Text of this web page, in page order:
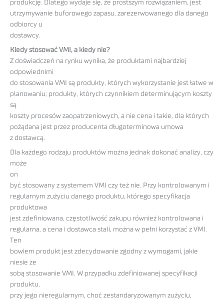
produkcję. Dlatego wydaje się, że prostszym rozwiązaniem, jest
utrzymywanie buforowego zapasu, zarezerwowanego dla danego
odbiorcy u
dostawcy.
Kiedy stosować VMI, a kiedy nie?
Z doświadczeń na rynku wynika, że produktami najbardziej
odpowiednimi
do stosowania VMI są produkty, których wykorzystanie jest łatwe w
planowaniu; produkty, których czynnikiem determinującym koszty
są
koszty procesów zaopatrzeniowych, a nie cena i takie, dla których
pożądana jest przez producenta długoterminowa umowa
z dostawcą.
Dla każdego rodzaju produktów można jednak dokonać analizy, czy
może
on
być stosowany z systemem VMI czy też nie. Przy kontrolowanym i
regularnym zużyciu danego produktu, którego specyfikacja
produktowa
jest zdefiniowana, częstotliwość zakupu również kontrolowana i
regularna, a cena i dostawca stali, można w pełni korzystać z VMI.
Ten
bowiem produkt jest zdecydowanie zgodny z wymogami, jakie
niesie ze
sobą stosowanie VMI. W przypadku zdefiniowanej specyfikacji
produktu,
przy jego nieregularnym, choć zestandaryzowanym zużyciu,